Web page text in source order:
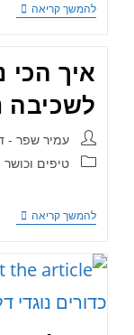
להמשך קריאה
איך הכי
לשכיבה
עמיר שפר -
טיפים וכושר
להמשך קריאה